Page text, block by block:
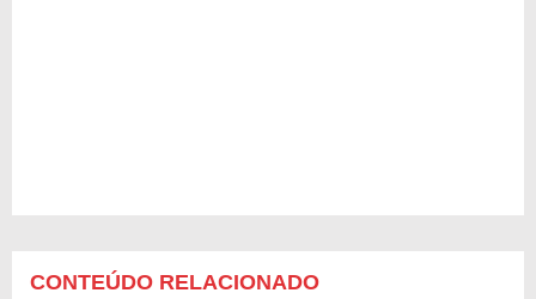
CONTEÚDO RELACIONADO